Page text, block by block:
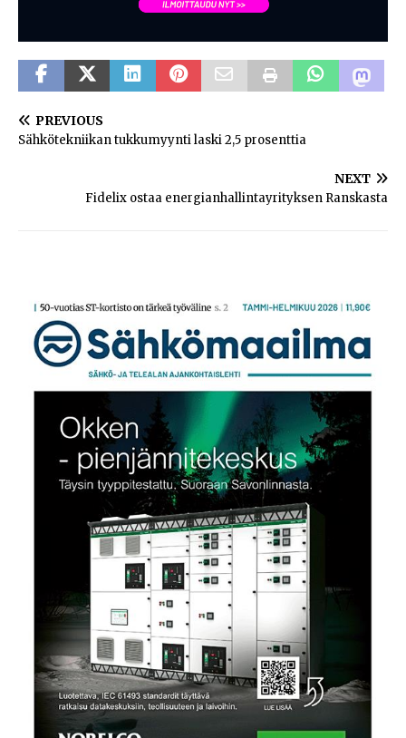
PREVIOUS
Sähkötekniikan tukkumyynti laski 2,5 prosenttia
NEXT
Fidelix ostaa energianhallintayrityksen Ranskasta